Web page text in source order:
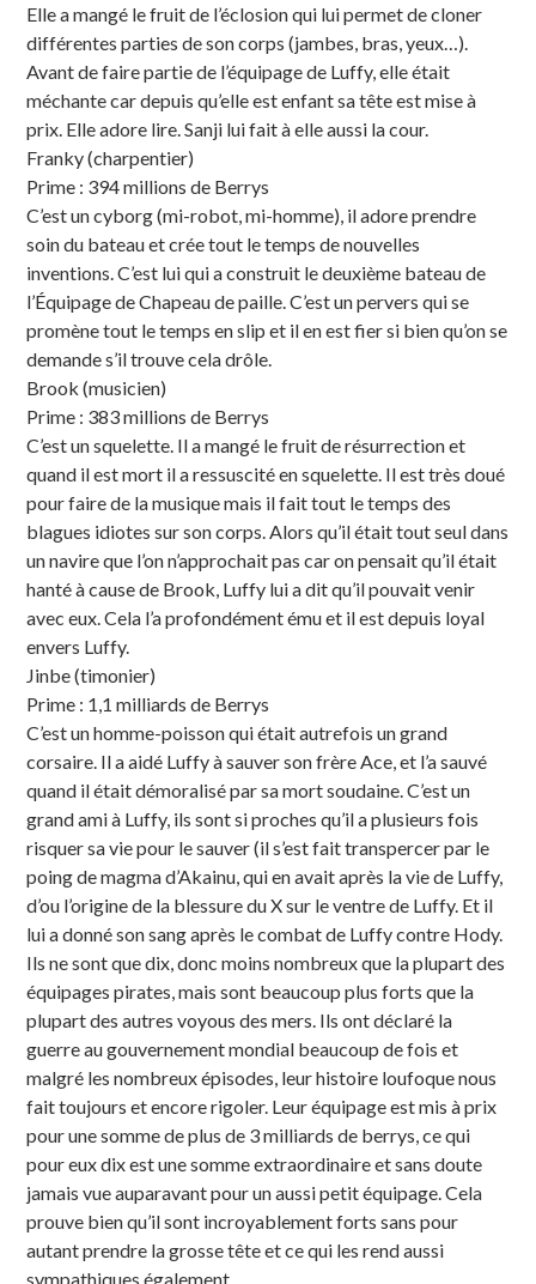
Elle a mangé le fruit de l’éclosion qui lui permet de cloner
différentes parties de son corps (jambes, bras, yeux…).
Avant de faire partie de l’équipage de Luffy, elle était
méchante car depuis qu’elle est enfant sa tête est mise à
prix. Elle adore lire. Sanji lui fait à elle aussi la cour.
Franky (charpentier)
Prime : 394 millions de Berrys
C’est un cyborg (mi-robot, mi-homme), il adore prendre
soin du bateau et crée tout le temps de nouvelles
inventions. C’est lui qui a construit le deuxième bateau de
l’Équipage de Chapeau de paille. C’est un pervers qui se
promène tout le temps en slip et il en est fier si bien qu’on se
demande s’il trouve cela drôle.
Brook (musicien)
Prime : 383 millions de Berrys
C’est un squelette. Il a mangé le fruit de résurrection et
quand il est mort il a ressuscité en squelette. Il est très doué
pour faire de la musique mais il fait tout le temps des
blagues idiotes sur son corps. Alors qu’il était tout seul dans
un navire que l’on n’approchait pas car on pensait qu’il était
hanté à cause de Brook, Luffy lui a dit qu’il pouvait venir
avec eux. Cela l’a profondément ému et il est depuis loyal
envers Luffy.
Jinbe (timonier)
Prime : 1,1 milliards de Berrys
C’est un homme-poisson qui était autrefois un grand
corsaire. Il a aidé Luffy à sauver son frère Ace, et l’a sauvé
quand il était démoralisé par sa mort soudaine. C’est un
grand ami à Luffy, ils sont si proches qu’il a plusieurs fois
risquer sa vie pour le sauver (il s’est fait transpercer par le
poing de magma d’Akainu, qui en avait après la vie de Luffy,
d’ou l’origine de la blessure du X sur le ventre de Luffy. Et il
lui a donné son sang après le combat de Luffy contre Hody.
Ils ne sont que dix, donc moins nombreux que la plupart des
équipages pirates, mais sont beaucoup plus forts que la
plupart des autres voyous des mers. Ils ont déclaré la
guerre au gouvernement mondial beaucoup de fois et
malgré les nombreux épisodes, leur histoire loufoque nous
fait toujours et encore rigoler. Leur équipage est mis à prix
pour une somme de plus de 3 milliards de berrys, ce qui
pour eux dix est une somme extraordinaire et sans doute
jamais vue auparavant pour un aussi petit équipage. Cela
prouve bien qu’il sont incroyablement forts sans pour
autant prendre la grosse tête et ce qui les rend aussi
sympathiques également.